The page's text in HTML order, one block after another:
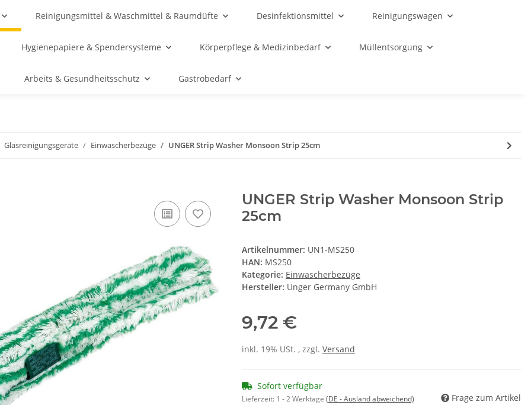
Reinigungsmittel & Waschmittel & Raumdüfte Desinfektionsmittel Reinigungswagen
Hygienepapiere & Spendersysteme Körperpflege & Medizinbedarf Müllentsorgung
Arbeits & Gesundheitsschutz Gastrobedarf
Glasreinigungsgeräte Einwascherbezüge UNGER Strip Washer Monsoon Strip 25cm
UNGER Strip Washer Monsoon Strip
25cm
Artikelnummer: UN1-MS250
HAN: MS250
Kategorie: Einwascherbezüge
Hersteller: Unger Germany GmbH
9,72 €
inkl. 19% USt. , zzgl. Versand
Sofort verfügbar
Lieferzeit: 1 - 2 Werktage (DE - Ausland abweichend) Frage zum Artikel